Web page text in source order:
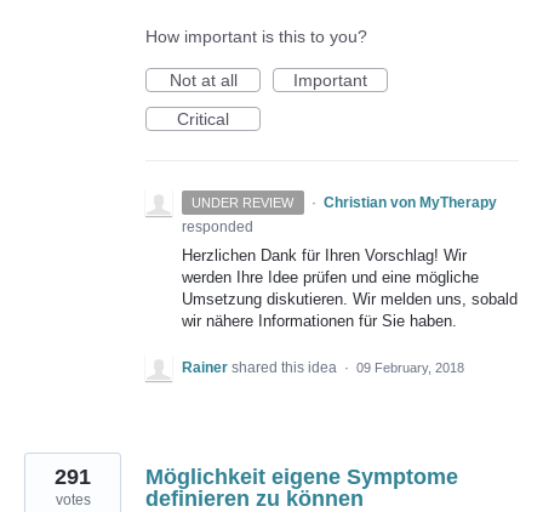
How important is this to you?
Not at all
Important
Critical
UNDER REVIEW · Christian von MyTherapy
responded
Herzlichen Dank für Ihren Vorschlag! Wir
werden Ihre Idee prüfen und eine mögliche
Umsetzung diskutieren. Wir melden uns, sobald
wir nähere Informationen für Sie haben.
Rainer shared this idea · 09 February, 2018
Möglichkeit eigene Symptome
definieren zu können
291
votes